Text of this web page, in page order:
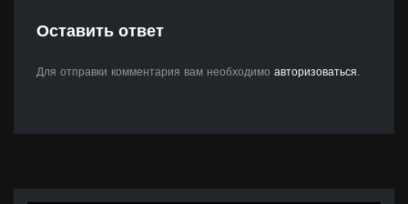
Оставить ответ
Для отправки комментария вам необходимо авторизоваться.